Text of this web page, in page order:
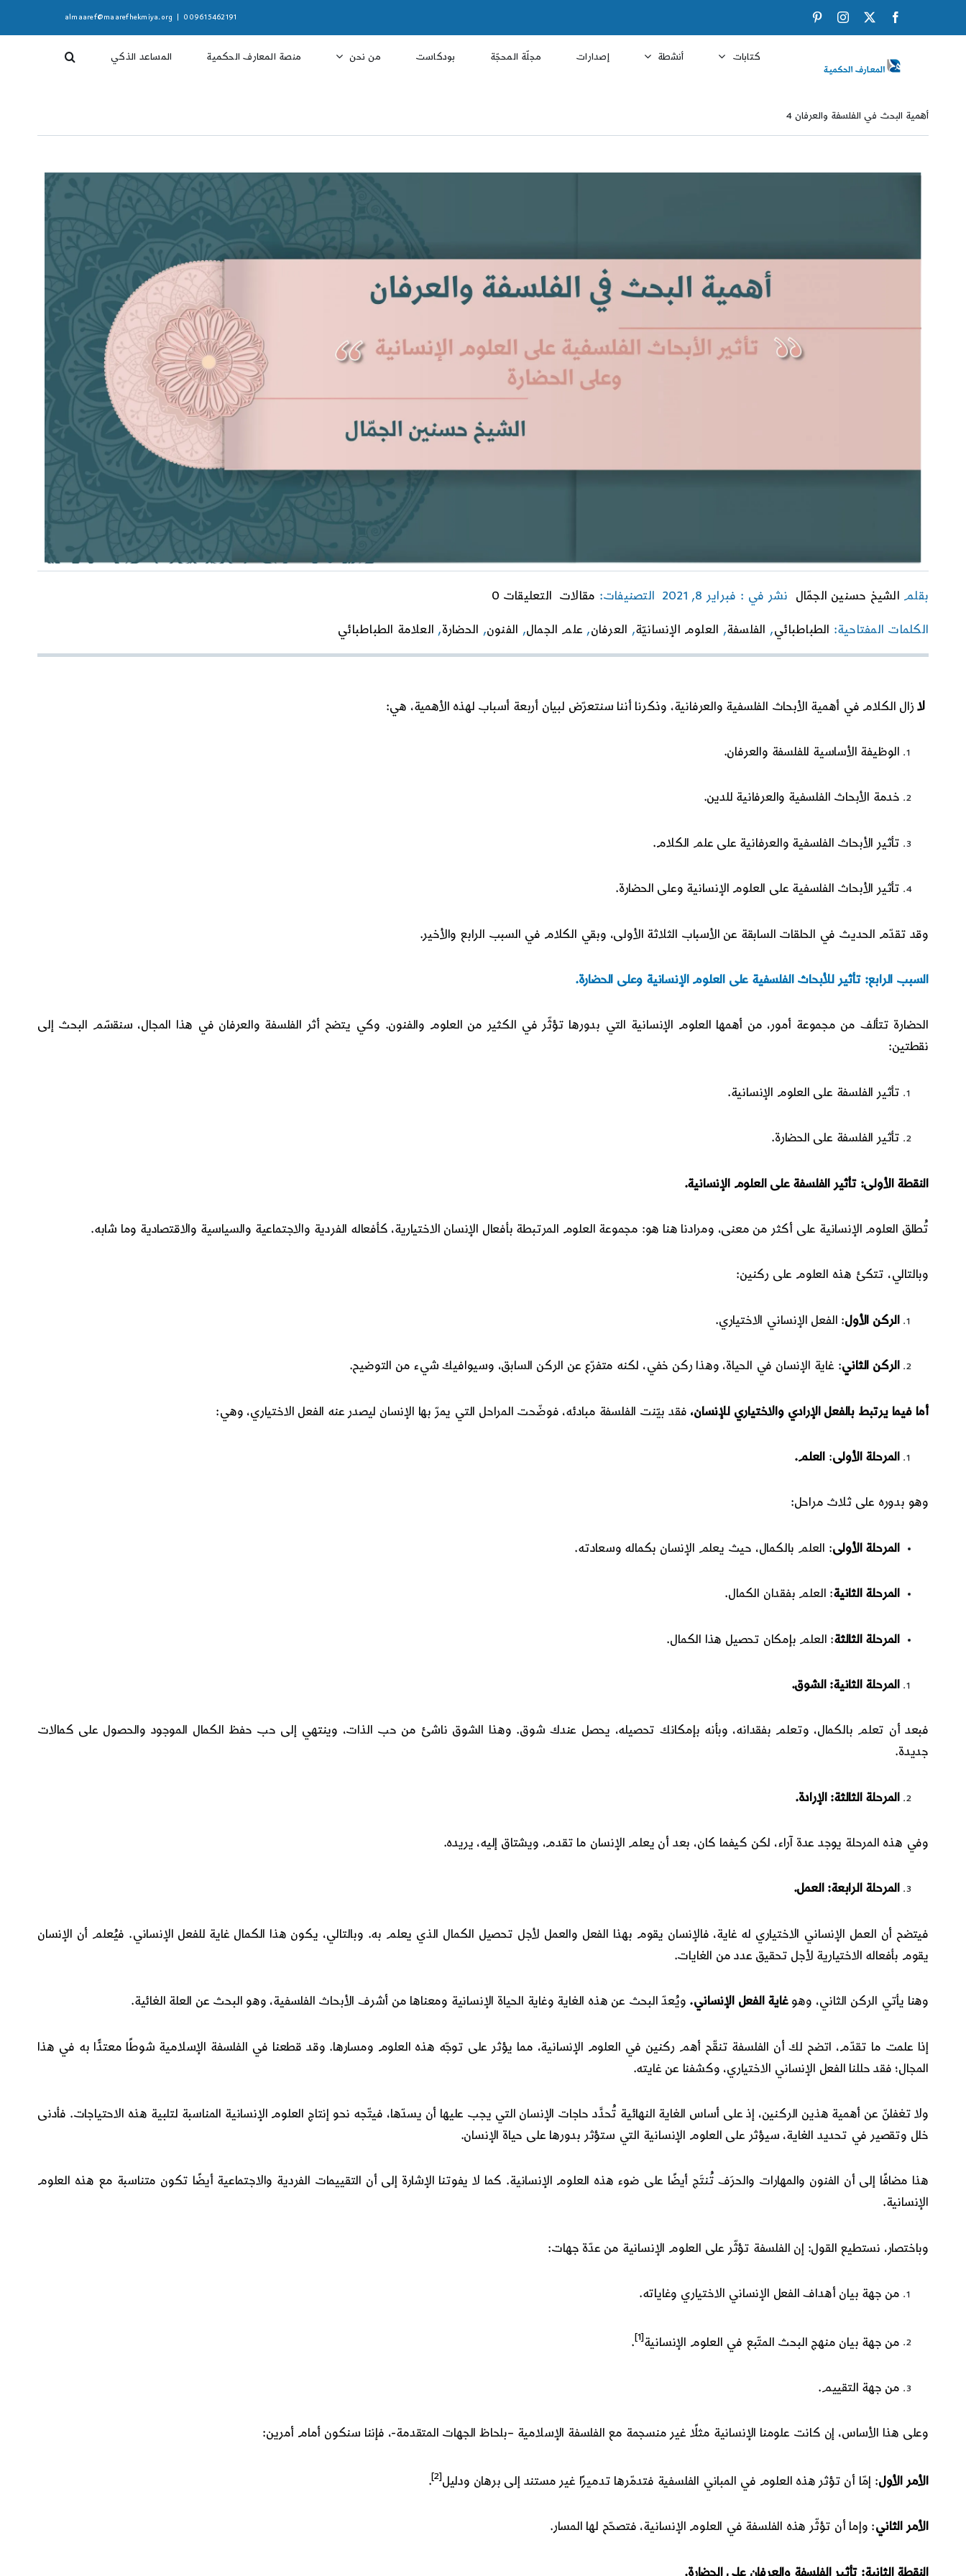
Facebook
X
Instagram
009615462191
almaaref@maarefhekmiya.org
كتابات أنشطة إصدارات مجلّة المحجّة بودكاست من نحن منصة المعارف الحكمية المساعد الذكي
أهمية البحث في الفلسفة والعرفان 4
بقلم الشيخ حسنين الجمّال نشر في : فبراير 8, 2021 التصنيفات: مقالات التعليقات 0
البحث
في
الفلسفة
الكلمات المفتاحية: الطباطبائي, الفلسفة, العلوم الإنسانيّة, العرفان, علم الجمال, الفنون, الحضارة, العلامة الطباطبائي
لازال الكلام في أهمية الأبحاث الفلسفية والعرفانية، وذكرنا أننا سنتعرّض لبيان أربعة أسباب لهذه الأهمية، هي:
الوظيفة الأساسية للفلسفة والعرفان.
خدمة الأبحاث الفلسفية والعرفانية للدين.
تأثير الأبحاث الفلسفية والعرفانية على علم الكلام.
تأثير الأبحاث الفلسفية على العلوم الإنسانية وعلى الحضارة.
وقد تقدّم الحديث في الحلقات السابقة عن الأسباب الثلاثة الأولى، وبقي الكلام في السبب الرابع والأخير.
السبب الرابع: تأثير للأبحاث الفلسفية على العلوم الإنسانية وعلى الحضارة.
الحضارة تتألف من مجموعة أمور، من أهمها العلوم الإنسانية التي بدورها تؤثّر في الكثير من العلوم والفنون. وكي يتضح أثر الفلسفة والعرفان في هذا المجال، سنقسّم البحث إلى
نقطتين:
تأثير الفلسفة على العلوم الإنسانية.
تأثير الفلسفة على الحضارة.
النقطة الأولى: تأثير الفلسفة على العلوم الإنسانية.
تُطلق العلوم الإنسانية على أكثر من معنى، ومرادنا هنا هو: مجموعة العلوم المرتبطة بأفعال الإنسان الاختيارية، كأفعاله الفردية والاجتماعية والسياسية والاقتصادية وما شابه.
وبالتالي، تتكئ هذه العلوم على ركنين:
الركن الأول: الفعل الإنساني الاختياري.
الركن الثاني: غاية الإنسان في الحياة، وهذا ركن خفي، لكنه متفرّع عن الركن السابق، وسيوافيك شيء من التوضيح.
أما فيما يرتبط بالفعل الإرادي والاختياري للإنسان، فقد بيّنت الفلسفة مبادئه، فوضّحت المراحل التي يمرّ بها الإنسان ليصدر عنه الفعل الاختياري، وهي:
المرحلة الأولى: العلم.
وهو بدوره على ثلاث مراحل:
المرحلة الأولى: العلم بالكمال، حيث يعلم الإنسان بكماله وسعادته.
المرحلة الثانية: العلم بفقدان الكمال.
المرحلة الثالثة: العلم بإمكان تحصيل هذا الكمال.
المرحلة الثانية: الشوق.
فبعد أن تعلم بالكمال، وتعلم بفقدانه، وبأنه بإمكانك تحصيله، يحصل عندك شوق. وهذا الشوق ناشئ من حب الذات، وينتهي إلى حب حفظ الكمال الموجود والحصول على كمالات
جديدة.
المرحلة الثالثة: الإرادة.
وفي هذه المرحلة يوجد عدة آراء، لكن كيفما كان، بعد أن يعلم الإنسان ما تقدم، ويشتاق إليه، يريده.
المرحلة الرابعة: العمل.
فيتضح أن العمل الإنساني الاختياري له غاية، فالإنسان يقوم بهذا الفعل والعمل لأجل تحصيل الكمال الذي يعلم به. وبالتالي، يكون هذا الكمال غاية للفعل الإنساني. فيُعلم أن الإنسان
يقوم بأفعاله الاختيارية لأجل تحقيق عدد من الغايات.
وهنا يأتي الركن الثاني، وهوغاية الفعل الإنساني. ويُعدّ البحث عن هذه الغاية وغاية الحياة الإنسانية ومعناها من أشرف الأبحاث الفلسفية، وهو البحث عن العلة الغائية.
إذا علمت ما تقدّم، اتضح لك أن الفلسفة تنقّح أهم ركنين في العلوم الإنسانية، مما يؤثر على توجّه هذه العلوم ومسارها. وقد قطعنا في الفلسفة الإسلامية شوطًا معتدًّا به في هذا
المجال؛ فقد حللنا الفعل الإنساني الاختياري، وكشفنا عن غايته.
ولا تغفلنّ عن أهمية هذين الركنين، إذ على أساس الغاية النهائية تُحدَّد حاجات الإنسان التي يجب عليها أن يسدّها، فيتّجه نحو إنتاج العلوم الإنسانية المناسبة لتلبية هذه الاحتياجات. فأدنى
خلل وتقصير في تحديد الغاية، سيؤثر على العلوم الإنسانية التي ستؤثر بدورها على حياة الإنسان.
هذا مضافًا إلى أن الفنون والمهارات والحرَف تُنتَج أيضًا على ضوء هذه العلوم الإنسانية. كما لا يفوتنا الإشارة إلى أن التقييمات الفردية والاجتماعية أيضًا تكون متناسبة مع هذه العلوم
الإنسانية.
وباختصار، نستطيع القول: إن الفلسفة تؤثّر على العلوم الإنسانية من عدّة جهات:
من جهة بيان أهداف الفعل الإنساني الاختياري وغاياته.
من جهة بيان منهج البحث المتّبع في العلوم الإنسانية[1]
.
من جهة التقييم.
وعلى هذا الأساس، إن كانت علومنا الإنسانية مثلًا غير منسجمة مع الفلسفة الإسلامية –بلحاظ الجهات المتقدمة-، فإننا سنكون أمام أمرين:
الأمر الأول: إمّا أن تؤثر هذه العلوم في المباني الفلسفية فتدمّرها تدميرًا غير مستند إلى برهان ودليل[2]
.
الأمر الثاني: وإما أن تؤثّر هذه الفلسفة في العلوم الإنسانية، فتصحّح لها المسار.
النقطة الثانية: تأثير الفلسفة والعرفان على الحضارة.